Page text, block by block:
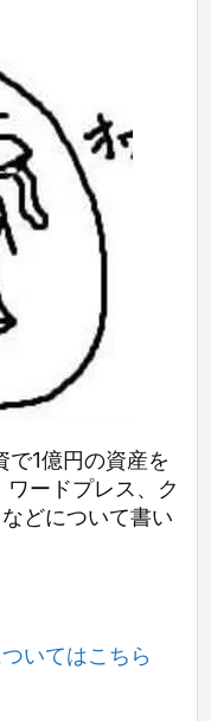
1億円の資産を
ードプレス、ク
どについて書い
いてはこちら